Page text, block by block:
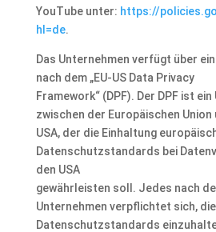
YouTube unter: https://
hl=de.
Das Unternehmen verfügt über
nach dem „EU-US Data Privacy
Framework“ (DPF). Der DPF ist
zwischen der Europäischen Union
USA, der die Einhaltung
Datenschutzstandards bei
den USA
gewährleisten soll. Jedes nach
Unternehmen verpflichtet sich,
Datenschutzstandards